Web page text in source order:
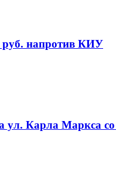
руб. напротив КИУ
Карла Маркса со